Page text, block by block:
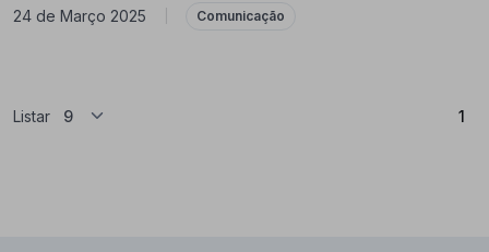
24 de Março 2025 Comunicação
Listar 1